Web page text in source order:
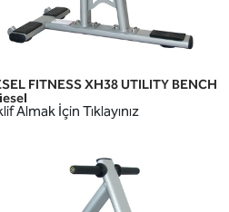
HIZLI GÖRÜNÜM
FITNESS XH38 UTILITY BENCH
Almak İçin Tıklayınız